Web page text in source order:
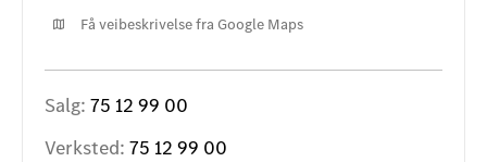
Få veibeskrivelse fra Google Maps
Salg: 75 12 99 00
Verksted: 75 12 99 00